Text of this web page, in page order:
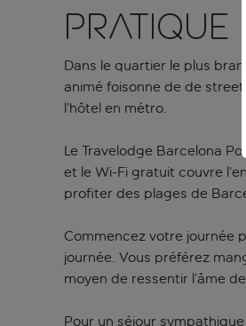
Pratique
Dans le quartier le plus
animé foisonne de de
l’hôtel en métro.
Le Travelodge Barcelona
et le Wi-Fi gratuit couvre
profiter des plages de
Commencez votre journée
journée. Vous préférez
moyen de ressentir l’âme
Pour un séjour